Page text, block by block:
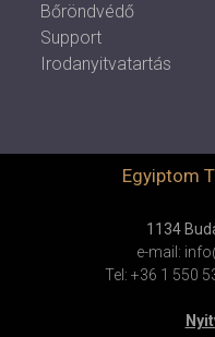
Bőröndvédő
Support
Irodanyitvatartás
Egyiptom
1134
e-mail:
Tel: +36 1 550